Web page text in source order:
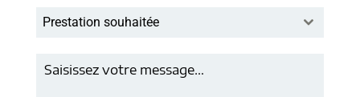
Prestation souhaitée